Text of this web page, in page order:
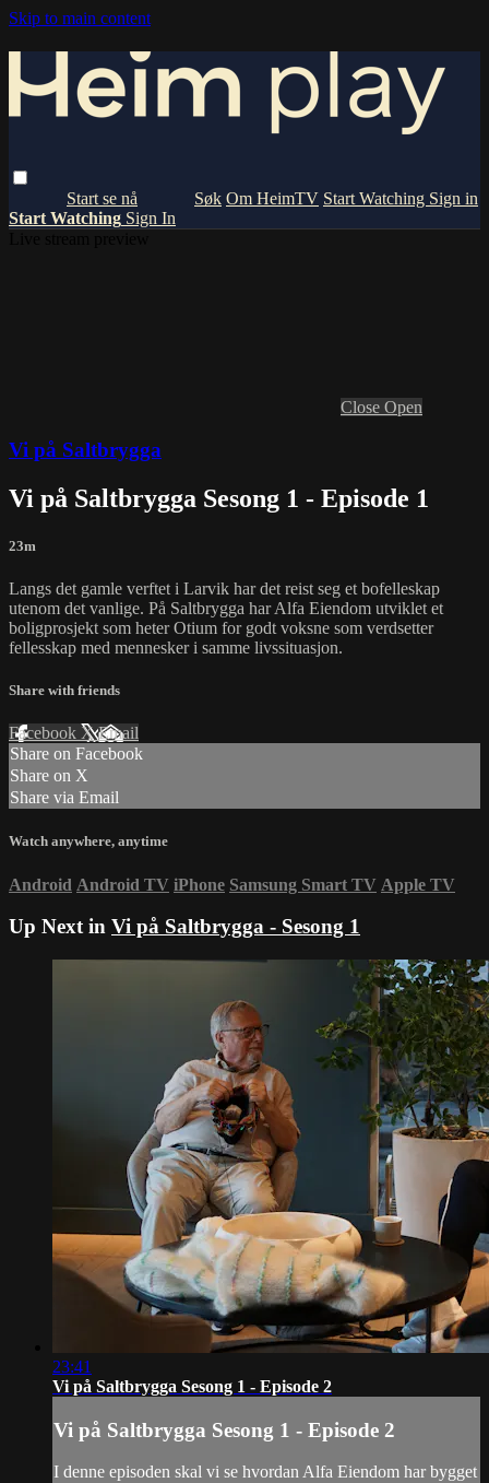
Skip to main content
Om HeimTV Start Watching Sign in
Start Watching Sign In
Close Open
Vi på Saltbrygga
Vi på Saltbrygga Sesong 1 - Episode 1
23m
Langs det gamle verftet i Larvik har det reist seg et bofelleskap
utenom det vanlige. På Saltbrygga har Alfa Eiendom utviklet et
boligprosjekt som heter Otium for godt voksne som verdsetter
fellesskap med mennesker i samme livssituasjon.
Share with friends
Facebook XEmail
Share on Facebook
Share on X
Share via Email
Watch anywhere, anytime
Android Android TV iPhone Samsung Smart TV Apple TV
Up Next in Vi på Saltbrygga - Sesong 1
23:41
Vi på Saltbrygga Sesong 1 - Episode 2
Vi på Saltbrygga Sesong 1 - Episode 2
I denne episoden skal vi se hvordan Alfa Eiendom har bygget